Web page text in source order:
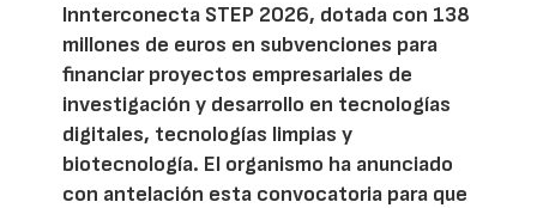
Innterconecta STEP 2026, dotada con 138
millones de euros en subvenciones para
financiar proyectos empresariales de
investigación y desarrollo en tecnologías
digitales, tecnologías limpias y
biotecnología. El organismo ha anunciado
con antelación esta convocatoria para que